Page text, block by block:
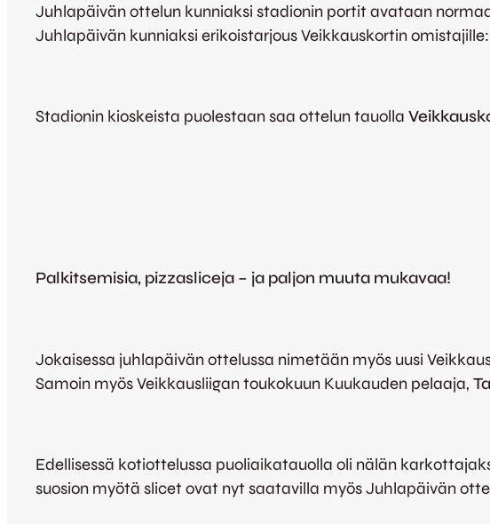
Juhlapäivän ottelun kunniaksi stadionin portit avataan
Juhlapäivän kunniaksi erikoistarjous Veikkauskortin omistajille:
Stadionin kioskeista puolestaan saa ottelun tauolla
Palkitsemisia, pizzasliceja – ja paljon muuta mukavaa!
Jokaisessa juhlapäivän ottelussa nimetään myös uusi
Samoin myös Veikkausliigan toukokuun Kuukauden pelaaja,
Edellisessä kotiottelussa puoliaikatauolla oli nälän
suosion myötä slicet ovat nyt saatavilla myös Juhlapäivän